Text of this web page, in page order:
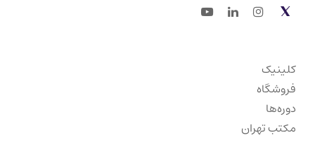
Twitter
Instagram
LinkedIn
Youtube
کلینیک
فروشگاه
دوره‌ها
مکتب تهران